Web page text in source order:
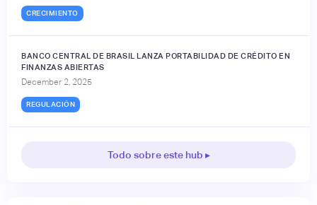
CRECIMIENTO
BANCO CENTRAL DE BRASIL LANZA PORTABILIDAD DE CRÉDITO EN
FINANZAS ABIERTAS
December 2, 2025
REGULACIÓN
Todo sobre este hub ▸